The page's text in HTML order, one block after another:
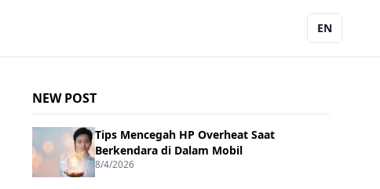
EN
NEW POST
Tips Mencegah HP Overheat Saat
Berkendara di Dalam Mobil
8/4/2026